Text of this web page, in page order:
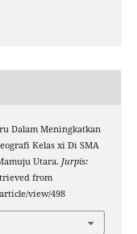
Dalam Meningkatkan
Kelas xi Di SMA
Utara. Jurpis:
from
view/498